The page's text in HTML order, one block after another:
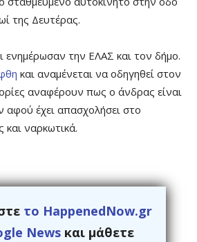
της Δευτέρας.
ενημέρωσαν την ΕΛΑΣ και τον δήμο.
και αναμένεται να οδηγηθεί στον
αναφέρουν πως ο άνδρας είναι
έχει απασχολήσει στο
και ναρκωτικά.
το HappenedNow.gr
News και μάθετε